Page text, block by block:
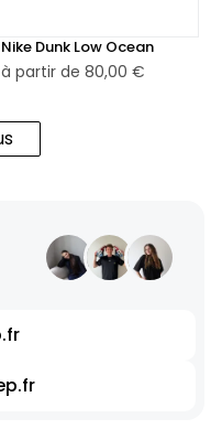
Nike Dunk Low Ocean
à partir de 80,00 €